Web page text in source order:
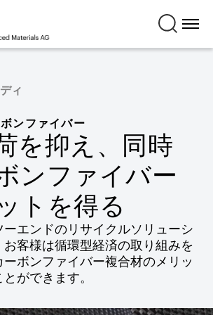
ィ
ンファイバー
を抑え、同時
ンファイバー
トを得る
エンドのリサイクルソリューシ
お客様は循環型経済の取り組みを
ボンファイバー複合材のメリッ
ができます。